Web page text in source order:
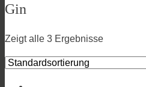
Gin
Zeigt alle 3 Ergebnisse